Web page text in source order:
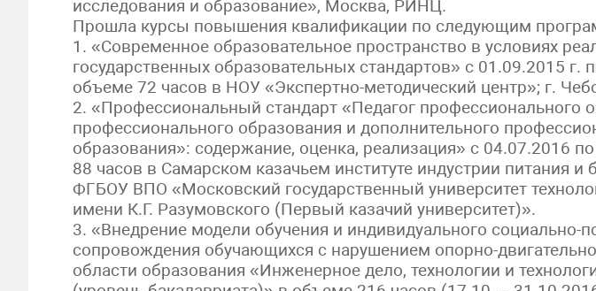
исследования и образование», Москва, РИНЦ.
Прошла курсы повышения квалификации по следующим
1. «Современное образовательное пространство в условиях
государственных образовательных стандартов» с 01.09.2015 г.
объеме 72 часов в НОУ «Экспертно-методический центр»; г.
2. «Профессиональный стандарт «Педагог профессионального
профессионального образования и дополнительного
образования»: содержание, оценка, реализация» с 04.07.2016
88 часов в Самарском казачьем институте индустрии питания и
ФГБОУ ВПО «Московский государственный университет
имени К.Г. Разумовского (Первый казачий университет)».
3. «Внедрение модели обучения и индивидуального социально-
сопровождения обучающихся с нарушением опорно-
области образования «Инженерное дело, технологии и